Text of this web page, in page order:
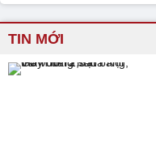
TIN MỚI